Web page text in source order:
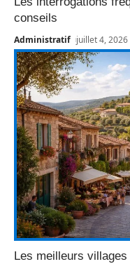
conseils
Administratif juillet 4, 2026
Les meilleurs